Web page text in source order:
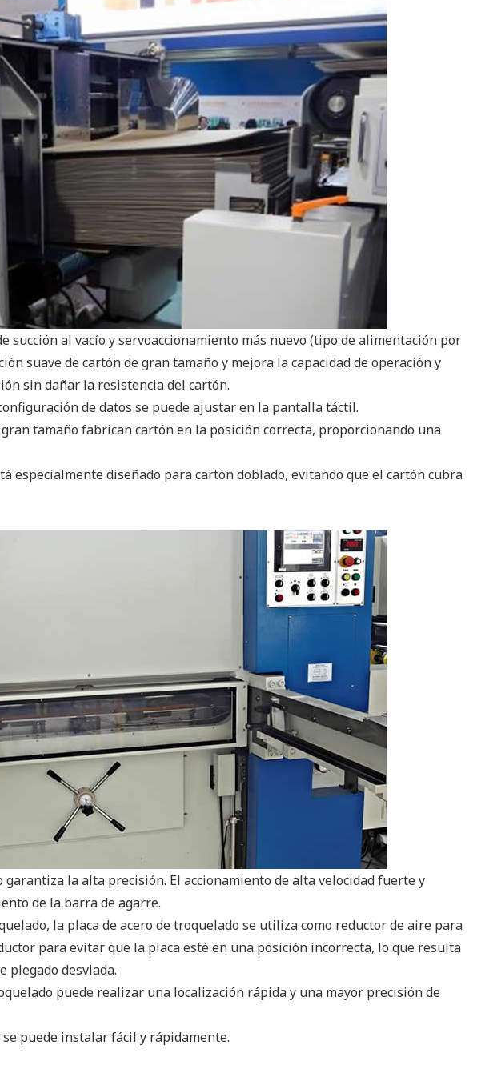
succión al vacío y servoaccionamiento más nuevo (tipo de alimentación por
suave de cartón de gran tamaño y mejora la capacidad de operación y
sin dañar la resistencia del cartón.
de datos se puede ajustar en la pantalla táctil.
tamaño fabrican cartón en la posición correcta, proporcionando una
especialmente diseñado para cartón doblado, evitando que el cartón cubra
la alta precisión. El accionamiento de alta velocidad fuerte y
de la barra de agarre.
la placa de acero de troquelado se utiliza como reductor de aire para
para evitar que la placa esté en una posición incorrecta, lo que resulta
plegado desviada.
puede realizar una localización rápida y una mayor precisión de
puede instalar fácil y rápidamente.